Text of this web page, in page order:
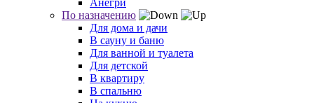
По назначению
Для дома и дачи
В сауну и баню
Для ванной и туалета
Для детской
В квартиру
В спальню